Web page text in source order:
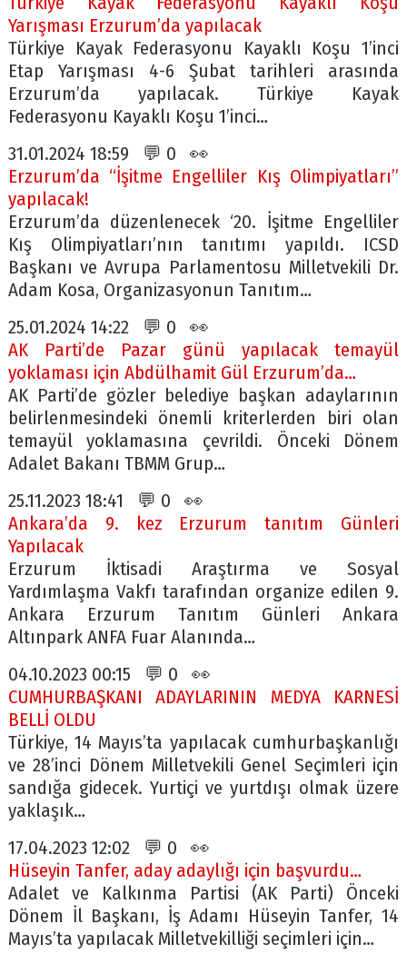
Yarışması Erzurum’da yapılacak
Türkiye Kayak Federasyonu Kayaklı Koşu 1’inci
Etap Yarışması 4-6 Şubat tarihleri arasında
Erzurum’da yapılacak. Türkiye Kayak
Federasyonu Kayaklı Koşu 1’inci…
31.01.2024 18:59 💬 0 👀
Erzurum’da “İşitme Engelliler Kış Olimpiyatları”
yapılacak!
Erzurum’da düzenlenecek ‘20. İşitme Engelliler
Kış Olimpiyatları’nın tanıtımı yapıldı. ICSD
Başkanı ve Avrupa Parlamentosu Milletvekili Dr.
Adam Kosa, Organizasyonun Tanıtım…
25.01.2024 14:22 💬 0 👀
AK Parti’de Pazar günü yapılacak temayül
yoklaması için Abdülhamit Gül Erzurum’da…
AK Parti’de gözler belediye başkan adaylarının
belirlenmesindeki önemli kriterlerden biri olan
temayül yoklamasına çevrildi. Önceki Dönem
Adalet Bakanı TBMM Grup…
25.11.2023 18:41 💬 0 👀
Ankara’da 9. kez Erzurum tanıtım Günleri
Yapılacak
Erzurum İktisadi Araştırma ve Sosyal
Yardımlaşma Vakfı tarafından organize edilen 9.
Ankara Erzurum Tanıtım Günleri Ankara
Altınpark ANFA Fuar Alanında…
04.10.2023 00:15 💬 0 👀
CUMHURBAŞKANI ADAYLARININ MEDYA KARNESİ
BELLİ OLDU
Türkiye, 14 Mayıs’ta yapılacak cumhurbaşkanlığı
ve 28’inci Dönem Milletvekili Genel Seçimleri için
sandığa gidecek. Yurtiçi ve yurtdışı olmak üzere
yaklaşık…
17.04.2023 12:02 💬 0 👀
Hüseyin Tanfer, aday adaylığı için başvurdu…
Adalet ve Kalkınma Partisi (AK Parti) Önceki
Dönem İl Başkanı, İş Adamı Hüseyin Tanfer, 14
Mayıs’ta yapılacak Milletvekilliği seçimleri için…